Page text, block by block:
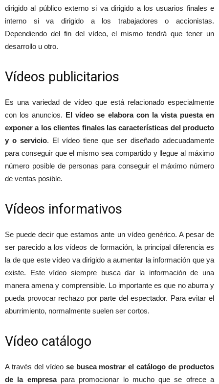
dirigido al público externo si va dirigido a los usuarios finales e
interno si va dirigido a los trabajadores o accionistas.
Dependiendo del fin del vídeo, el mismo tendrá que tener un
desarrollo u otro.
Vídeos publicitarios
Es una variedad de vídeo que está relacionado especialmente
con los anuncios. El vídeo se elabora con la vista puesta en
exponer a los clientes finales las características del producto
y o servicio. El vídeo tiene que ser diseñado adecuadamente
para conseguir que el mismo sea compartido y llegue al máximo
número posible de personas para conseguir el máximo número
de ventas posible.
Vídeos informativos
Se puede decir que estamos ante un vídeo genérico. A pesar de
ser parecido a los vídeos de formación, la principal diferencia es
la de que este vídeo va dirigido a aumentar la información que ya
existe. Este vídeo siempre busca dar la información de una
manera amena y comprensible. Lo importante es que no aburra y
pueda provocar rechazo por parte del espectador. Para evitar el
aburrimiento, normalmente suelen ser cortos.
Vídeo catálogo
A través del vídeo se busca mostrar el catálogo de productos
de la empresapara promocionar lo mucho que se ofrece a